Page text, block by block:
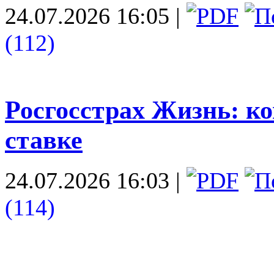
24.07.2026 16:05 |
(112)
Росгосстрах Жизнь:
ставке
24.07.2026 16:03 |
(114)